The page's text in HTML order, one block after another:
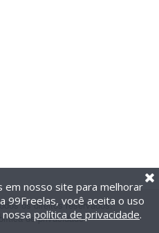
os direitos reservados.
de privacidade
em nosso site para melhorar
99Freelas, você aceita o uso
política de privacidade.